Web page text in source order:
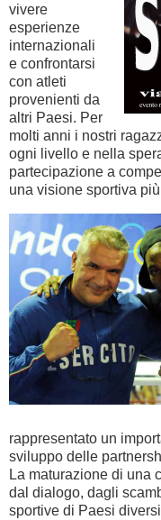
vivere
esperienze
internazionali
e confrontarsi
con atleti
provenienti da
altri Paesi. Per
molti anni i nostri
ogni livello e nella
partecipazione a
una visione sportiva
rappresentato un
sviluppo delle
La maturazione di una
dal dialogo, dagli
sportive di Paesi